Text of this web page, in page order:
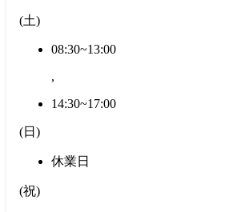
(土)
08:30~13:00
,
14:30~17:00
(日 )
休業日
(祝)